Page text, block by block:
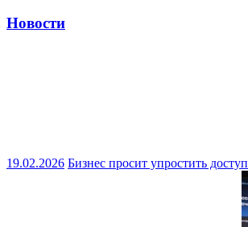
Новости
19.02.2026 Бизнес просит упростить